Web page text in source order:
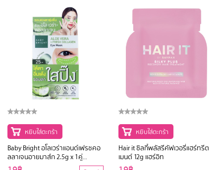
หยิบใส่ตะกร้า
Baby Bright อโลเวร่าแอนด์เฟรชคอ
ลลาเจนอายมาส์ก 2.5g x 1คู่
(Y2022) เบบี้ไบร์ท
หยิบใส่ตะกร้า
Hair it ซิลกี้พลัสรีคัฟเวอรี่แฮร์ทรีต
เมนต์ 12g แฮร์อิท